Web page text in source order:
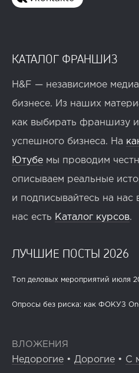
КАТАЛОГ ФРАНШИЗ
H&F — независимое
бизнесе. Из наших
как выбирать франшизу
успешного бизнеса. На
Ютубе мы проводим
описываем реальные
и подписывайтесь на нас
нас есть Каталог курсов.
ЛУЧШИЕ ПОСТЫ 2026
Топ деловых мероприятий июля
Опросы без риска: как ФОКУЗ
ВЛОЖЕНИЯ
Недорогие • Дорогие • С